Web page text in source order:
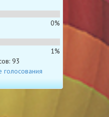
0%
1%
93
голосования